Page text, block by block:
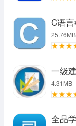
C语
25.76MB
一级
4.31MB
全品